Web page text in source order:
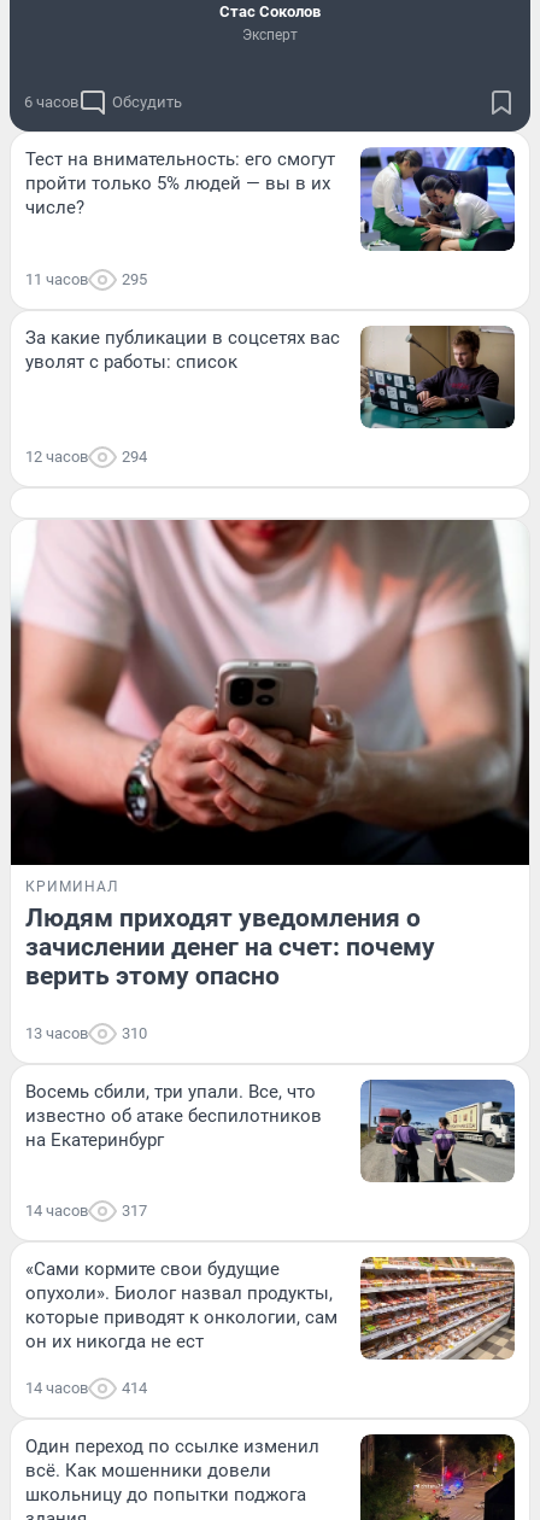
Стас Соколов
Эксперт
6 часов Обсудить
Тест на внимательность: его смогут
пройти только 5% людей — вы в их
числе?
11 часов 295
За какие публикации в соцсетях вас
уволят с работы: список
12 часов 294
КРИМИНАЛ
Людям приходят уведомления о
зачислении денег на счет: почему
верить этому опасно
13 часов 310
Восемь сбили, три упали. Все, что
известно об атаке беспилотников
на Екатеринбург
14 часов 317
«Сами кормите свои будущие
опухоли». Биолог назвал продукты,
которые приводят к онкологии, сам
он их никогда не ест
14 часов 414
Один переход по ссылке изменил
всё. Как мошенники довели
школьницу до попытки поджога